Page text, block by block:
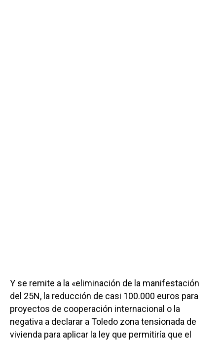
Y se remite a la «eliminación de la manifestación
del 25N, la reducción de casi 100.000 euros para
proyectos de cooperación internacional o la
negativa a declarar a Toledo zona tensionada de
vivienda para aplicar la ley que permitiría que el